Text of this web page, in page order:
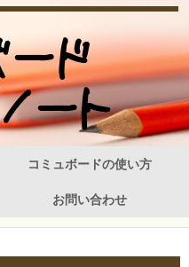
コミュボードの使い方
お問い合わせ